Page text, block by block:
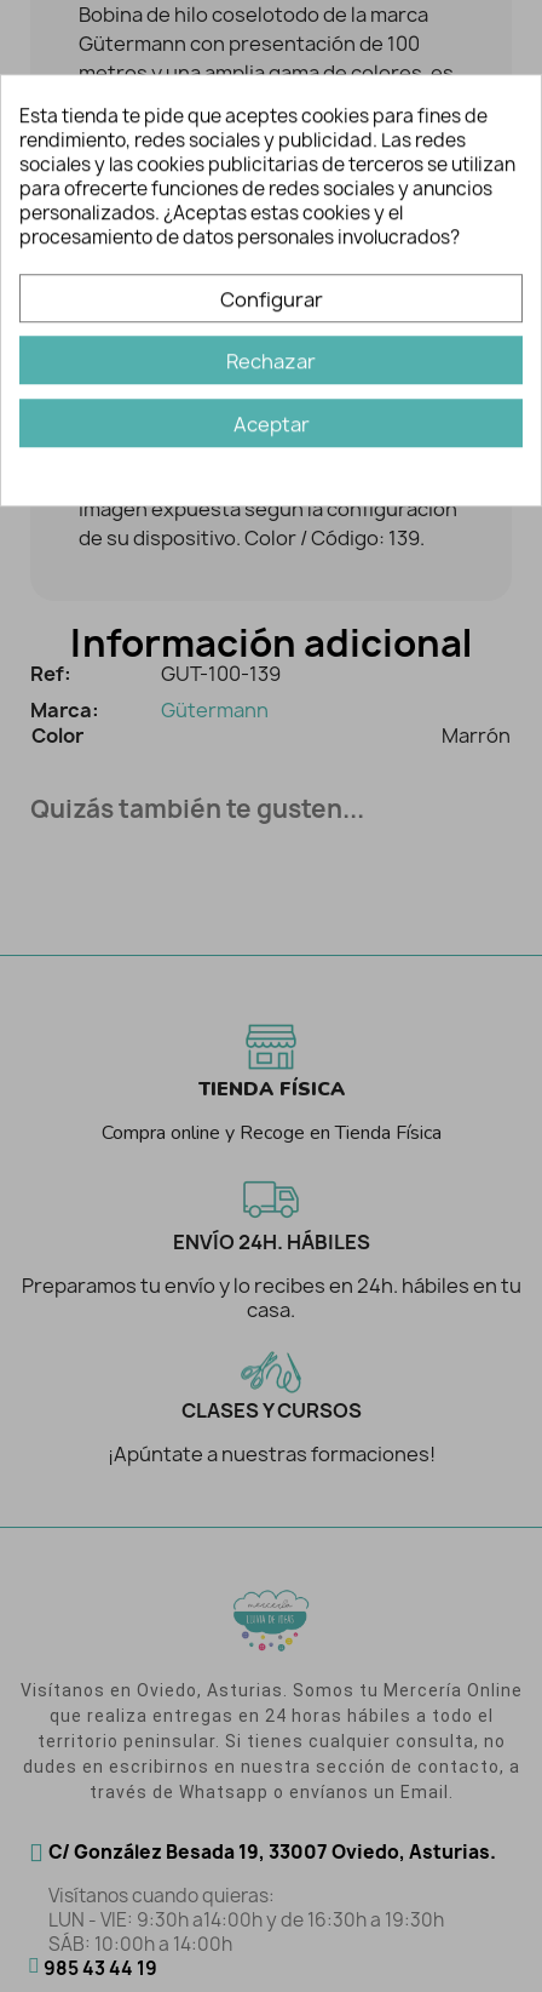
Bobina de hilo coselotodo de la marca
Gütermann con presentación de 100
metros y una amplia gama de colores, es
el hilo idóneo para todos los tejidos y
costuras. Es ideal tanto para coser a
mano como para coser a máquina sin
importar el tipo de puntada. Garantiza
una costura óptima sin desperdicios ni
fruncidos del hilo incluso con agujas muy
finas a partir de un grosor de 60 NM.
Gracias a su alta resistencia a roturas y
fricciones obtenemos unas costuras
fuertes y resistentes. No suelta pelusa.
Composición: 100% poliéster. Cantidad:
100 metros. El precio se refiere a la
unidad (bobina de 100 m.). NOTA: los
imagen expuesta según la configuración
de su dispositivo. Color / Código: 139.
Información adicional
Ref:
GUT-100-139
Marca:
Gütermann
Color
Marrón
Quizás también te gusten...
TIENDA FÍSICA
Compra online y Recoge en Tienda Física
ENVÍO 24H. HÁBILES
Preparamos tu envío y lo recibes en 24h. hábiles en tu
casa.
CLASES Y CURSOS
¡Apúntate a nuestras formaciones!
Visítanos en Oviedo, Asturias. Somos tu Mercería Online
que realiza entregas en 24 horas hábiles a todo el
territorio peninsular. Si tienes cualquier consulta, no
dudes en escribirnos en nuestra sección de contacto, a
través de Whatsapp o envíanos un Email.
C/ González Besada 19, 33007 Oviedo, Asturias.
Visítanos cuando quieras:
LUN - VIE: 9:30h a14:00h y de 16:30h a 19:30h
SÁB: 10:00h a 14:00h
985 43 44 19
Esta tienda te pide que aceptes cookies para fines de
rendimiento, redes sociales y publicidad. Las redes
sociales y las cookies publicitarias de terceros se utilizan
para ofrecerte funciones de redes sociales y anuncios
personalizados. ¿Aceptas estas cookies y el
procesamiento de datos personales involucrados?
Configurar
Rechazar
Aceptar